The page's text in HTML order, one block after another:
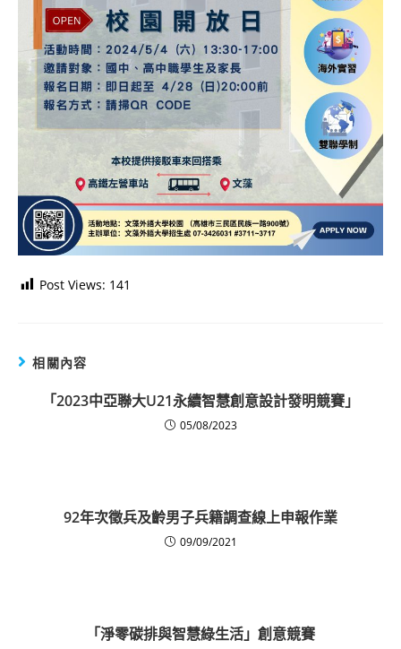
Post Views: 141
相關內容
「2023中亞聯大U21永續智慧創意設計發明競賽」
05/08/2023
92年次徵兵及齡男子兵籍調查線上申報作業
09/09/2021
「淨零碳排與智慧綠生活」創意競賽